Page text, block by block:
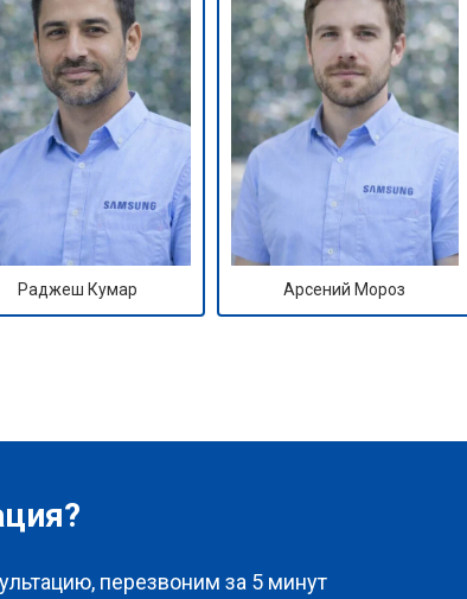
Раджеш Кумар Арсений Мороз
перезвоним за 5 минут